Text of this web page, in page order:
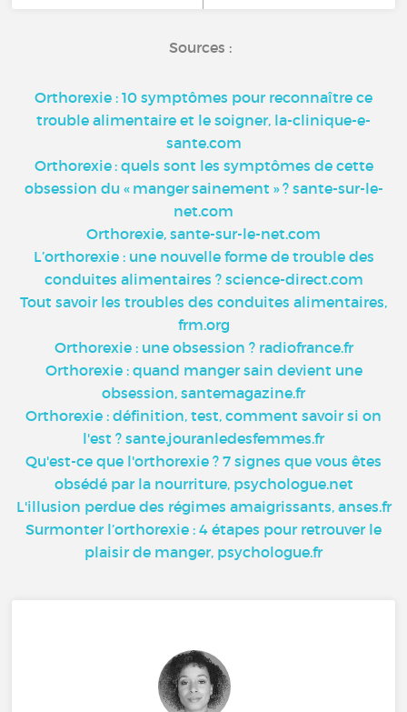
Sources :
Orthorexie : 10 symptômes pour reconnaître ce
trouble alimentaire et le soigner, la-clinique-e-
sante.com
Orthorexie : quels sont les symptômes de cette
obsession du « manger sainement » ? sante-sur-le-
net.com
Orthorexie, sante-sur-le-net.com
L’orthorexie : une nouvelle forme de trouble des
conduites alimentaires ? science-direct.com
Tout savoir les troubles des conduites alimentaires,
frm.org
Orthorexie : une obsession ? radiofrance.fr
Orthorexie : quand manger sain devient une
obsession, santemagazine.fr
Orthorexie : définition, test, comment savoir si on
l'est ? sante.jouranledesfemmes.fr
Qu'est-ce que l'orthorexie ? 7 signes que vous êtes
obsédé par la nourriture, psychologue.net
L'illusion perdue des régimes amaigrissants, anses.fr
Surmonter l’orthorexie : 4 étapes pour retrouver le
plaisir de manger, psychologue.fr